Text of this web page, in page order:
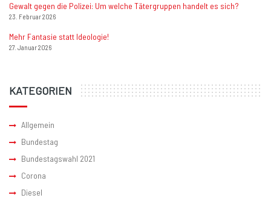
Gewalt gegen die Polizei: Um welche Tätergruppen handelt es sich?
23. Februar 2026
Mehr Fantasie statt Ideologie!
27. Januar 2026
KATEGORIEN
Allgemein
Bundestag
Bundestagswahl 2021
Corona
Diesel